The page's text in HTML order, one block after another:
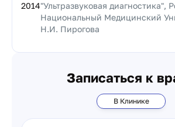
2014"Ультразвуковая диагностика",
Национальный Медицинский
Н.И. Пирогова
Записаться к
В Клинике